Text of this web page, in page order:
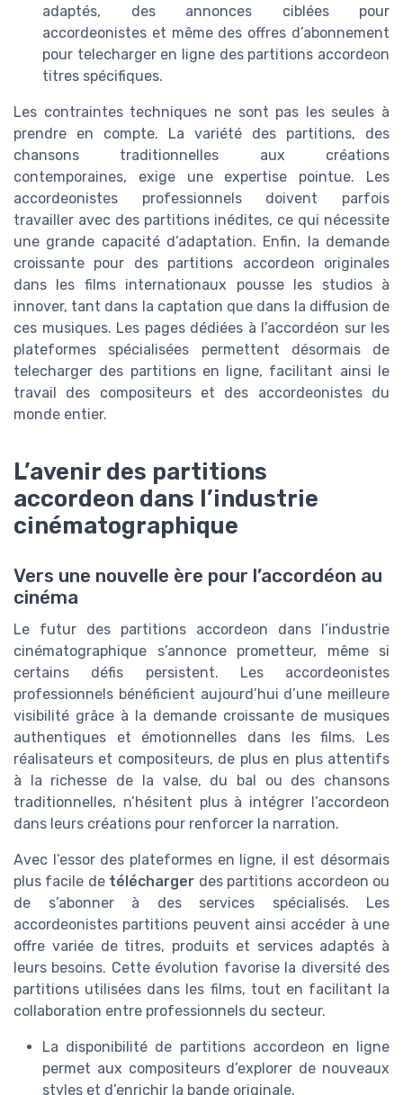
adaptés, des annonces ciblées pour
accordeonistes et même des offres d’abonnement
pour telecharger en ligne des partitions accordeon
titres spécifiques.
Les contraintes techniques ne sont pas les seules à
prendre en compte. La variété des partitions, des
chansons traditionnelles aux créations
contemporaines, exige une expertise pointue. Les
accordeonistes professionnels doivent parfois
travailler avec des partitions inédites, ce qui nécessite
une grande capacité d’adaptation. Enfin, la demande
croissante pour des partitions accordeon originales
dans les films internationaux pousse les studios à
innover, tant dans la captation que dans la diffusion de
ces musiques. Les pages dédiées à l’accordéon sur les
plateformes spécialisées permettent désormais de
telecharger des partitions en ligne, facilitant ainsi le
travail des compositeurs et des accordeonistes du
monde entier.
L’avenir des partitions
accordeon dans l’industrie
cinématographique
Vers une nouvelle ère pour l’accordéon au
cinéma
Le futur des partitions accordeon dans l’industrie
cinématographique s’annonce prometteur, même si
certains défis persistent. Les accordeonistes
professionnels bénéficient aujourd’hui d’une meilleure
visibilité grâce à la demande croissante de musiques
authentiques et émotionnelles dans les films. Les
réalisateurs et compositeurs, de plus en plus attentifs
à la richesse de la valse, du bal ou des chansons
traditionnelles, n’hésitent plus à intégrer l’accordeon
dans leurs créations pour renforcer la narration.
Avec l’essor des plateformes en ligne, il est désormais
plus facile de télécharger des partitions accordeon ou
de s’abonner à des services spécialisés. Les
accordeonistes partitions peuvent ainsi accéder à une
offre variée de titres, produits et services adaptés à
leurs besoins. Cette évolution favorise la diversité des
partitions utilisées dans les films, tout en facilitant la
collaboration entre professionnels du secteur.
La disponibilité de partitions accordeon en ligne
permet aux compositeurs d’explorer de nouveaux
styles et d’enrichir la bande originale.